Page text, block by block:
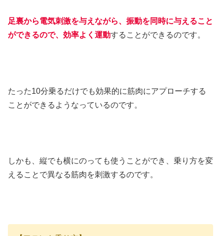
足裏から電気刺激を与えながら、振動を同時に与えること
ができるので、効率よく運動することができるのです。
たった10分乗るだけでも効果的に筋肉にアプローチする
ことができるようなっているのです。
しかも、縦でも横にのっても使うことができ、乗り方を変
えることで異なる筋肉を刺激するのです。